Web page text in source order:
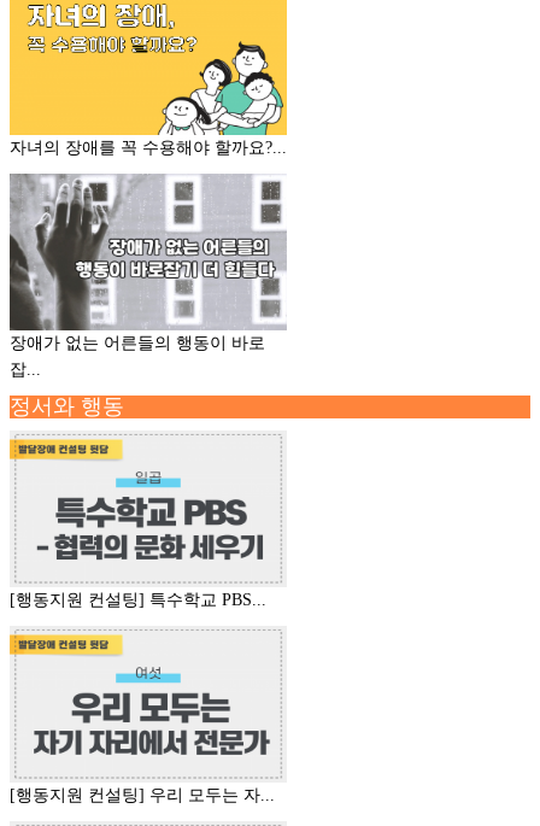
자녀의 장애를 꼭 수용해야 할까요?...
장애가 없는 어른들의 행동이 바로
잡...
정서와 행동
[행동지원 컨설팅] 특수학교 PBS...
[행동지원 컨설팅] 우리 모두는 자...